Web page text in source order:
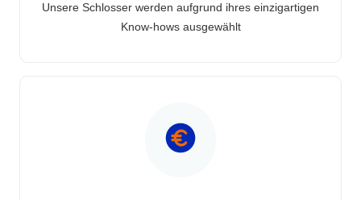
Unsere Schlosser werden aufgrund ihres einzigartigen
Know-hows ausgewählt